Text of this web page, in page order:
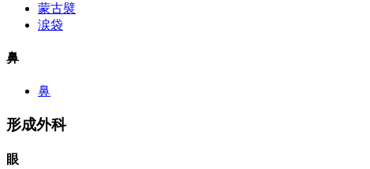
蒙古襞
涙袋
鼻
鼻
形成外科
眼